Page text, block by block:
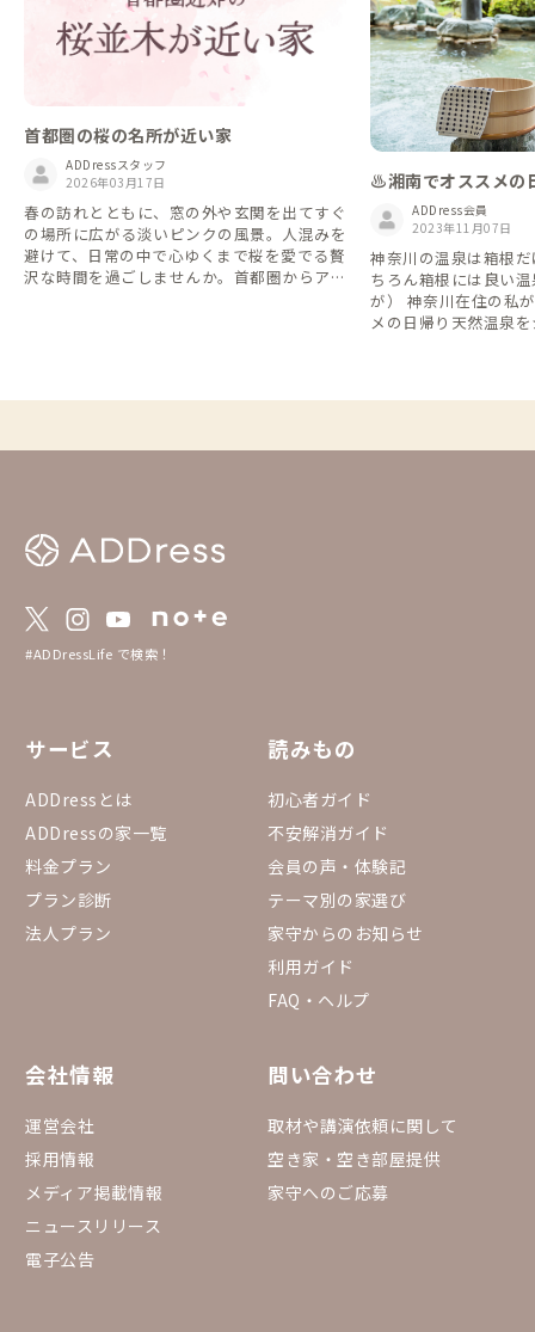
首都圏の桜の名所が近い家
ADDressスタッフ
2026年03月17日
春の訪れとともに、窓の外や玄関を出てすぐ
の場所に広がる淡いピンクの風景。人混みを
避けて、日常の中で心ゆくまで桜を愛でる贅
沢な時間を過ごしませんか。首都圏からアク
♨️湘南でオススメの
ADDress会員
2023年11月07日
神奈川の温泉は箱根
ちろん箱根には良い
が） 神奈川在住の私
メの日帰り天然温泉
#ADDressLife で検索！
サービス
ADDressとは
ADDressの家一覧
料金プラン
プラン診断
法人プラン
読みもの
初心者ガイド
不安解消ガイド
会員の声・体験記
テーマ別の家選び
家守からのお知らせ
利用ガイド
FAQ・ヘルプ
会社情報
運営会社
採用情報
メディア掲載情報
ニュースリリース
電子公告
問い合わせ
取材や講演依頼に関して
空き家・空き部屋提供
家守へのご応募